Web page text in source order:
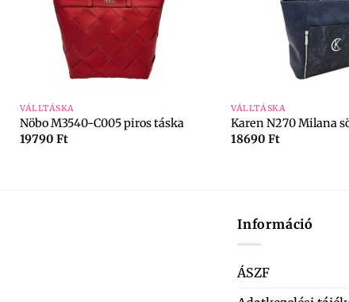
VÁLLTÁSKA
Nöbo M3540-C005 piros táska
19790Ft
VÁLLTÁSKA
Karen N270 Milana
18690Ft
Információ
ÁSZF